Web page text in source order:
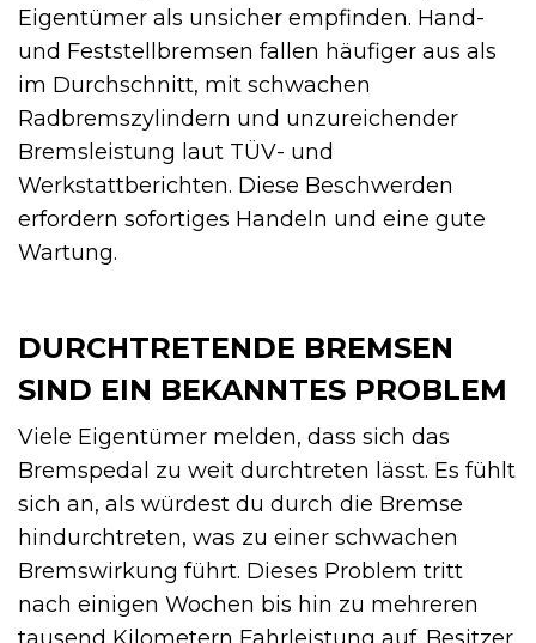
Eigentümer als unsicher empfinden. Hand-
und Feststellbremsen fallen häufiger aus als
im Durchschnitt, mit schwachen
Radbremszylindern und unzureichender
Bremsleistung laut TÜV- und
Werkstattberichten. Diese Beschwerden
erfordern sofortiges Handeln und eine gute
Wartung.
DURCHTRETENDE BREMSEN
SIND EIN BEKANNTES PROBLEM
Viele Eigentümer melden, dass sich das
Bremspedal zu weit durchtreten lässt. Es fühlt
sich an, als würdest du durch die Bremse
hindurchtreten, was zu einer schwachen
Bremswirkung führt. Dieses Problem tritt
nach einigen Wochen bis hin zu mehreren